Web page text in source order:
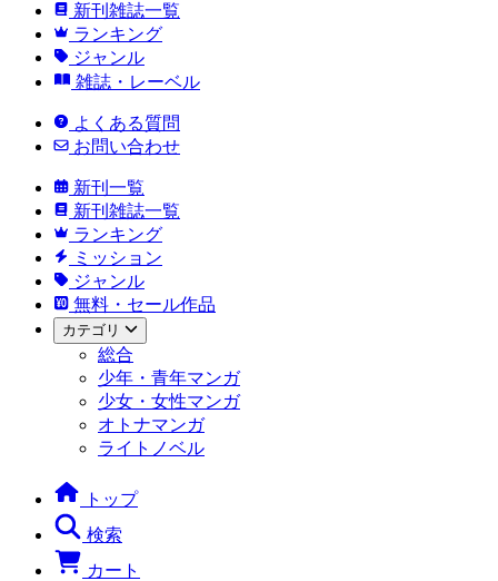
新刊雑誌一覧
ランキング
ジャンル
雑誌・レーベル
よくある質問
お問い合わせ
新刊一覧
新刊雑誌一覧
ランキング
ミッション
ジャンル
無料・セール作品
カテゴリ
総合
少年・青年マンガ
少女・女性マンガ
オトナマンガ
ライトノベル
トップ
検索
カート